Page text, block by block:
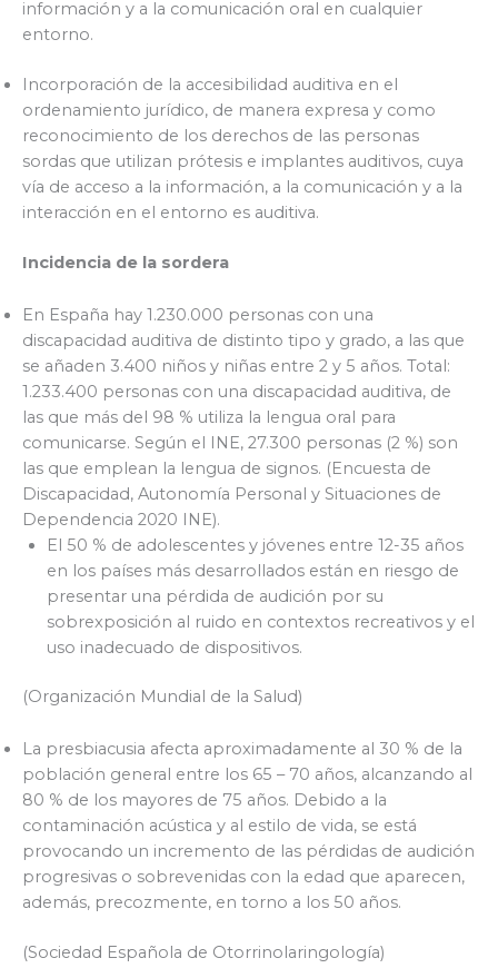
información y a la comunicación oral en cualquier
entorno.
Incorporación de la accesibilidad auditiva en el
ordenamiento jurídico, de manera expresa y como
reconocimiento de los derechos de las personas
sordas que utilizan prótesis e implantes auditivos, cuya
vía de acceso a la información, a la comunicación y a la
interacción en el entorno es auditiva.
Incidencia de la sordera
En España hay 1.230.000 personas con una
discapacidad auditiva de distinto tipo y grado, a las que
se añaden 3.400 niños y niñas entre 2 y 5 años. Total:
1.233.400 personas con una discapacidad auditiva, de
las que más del 98 % utiliza la lengua oral para
comunicarse. Según el INE, 27.300 personas (2 %) son
las que emplean la lengua de signos. (Encuesta de
Discapacidad, Autonomía Personal y Situaciones de
Dependencia 2020 INE).
El 50 % de adolescentes y jóvenes entre 12-35 años
en los países más desarrollados están en riesgo de
presentar una pérdida de audición por su
sobrexposición al ruido en contextos recreativos y el
uso inadecuado de dispositivos.
(Organización Mundial de la Salud)
La presbiacusia afecta aproximadamente al 30 % de la
población general entre los 65 – 70 años, alcanzando al
80 % de los mayores de 75 años. Debido a la
contaminación acústica y al estilo de vida, se está
provocando un incremento de las pérdidas de audición
progresivas o sobrevenidas con la edad que aparecen,
además, precozmente, en torno a los 50 años.
(Sociedad Española de Otorrinolaringología)